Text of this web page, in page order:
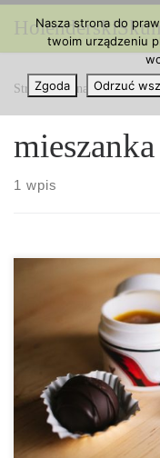
Przejdź do treści
Strona główna » mieszanka
1 wpis
Co to są syntetyczne
Podstawowym
substancją, która
marihuany. THC ma
zmniejszać stres,
nudności.
pierwszy zauważone i
Syntetyczne
Nasza strona do
twoim urządzeniu
Zgoda
Odrzuć